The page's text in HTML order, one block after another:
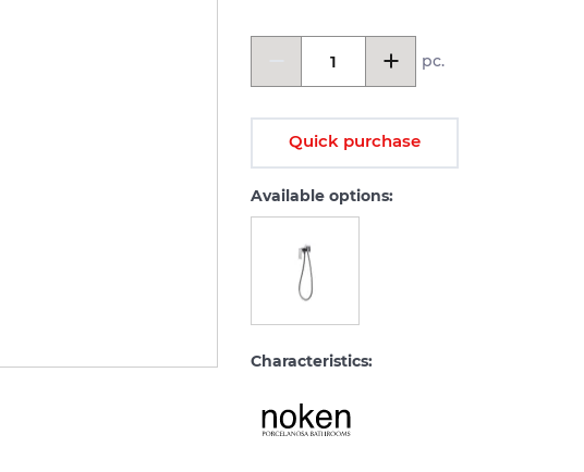
pc.
Quick purchase
Available options:
Characteristics: